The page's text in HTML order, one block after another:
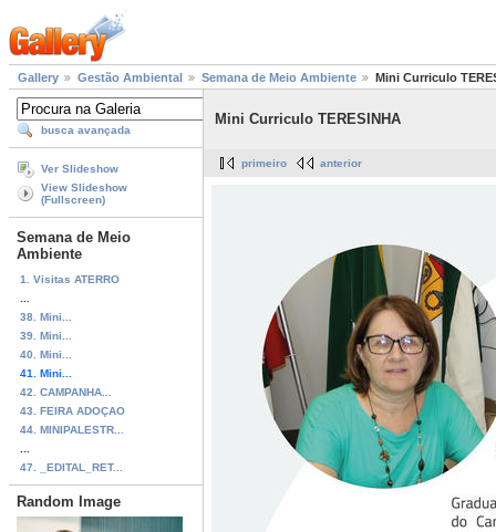
Gallery Gestão Ambiental Semana de Meio Ambiente Mini Curriculo
busca avançada
Ver Slideshow
View Slideshow
(Fullscreen)
Semana de Meio
Ambiente
1. Visitas ATERRO
38. Mini...
39. Mini...
40. Mini...
41. Mini...
42. CAMPANHA...
43. FEIRA ADOÇAO
44. MINIPALESTR...
47. _EDITAL_RET...
Random Image
Mini Curriculo TERESINHA
primeiro anterior